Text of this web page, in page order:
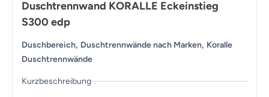
Duschtrennwand KORALLE Eckeinstieg
S300 edp
Duschbereich, Duschtrennwände nach Marken, Koralle
Duschtrennwände
Kurzbeschreibung